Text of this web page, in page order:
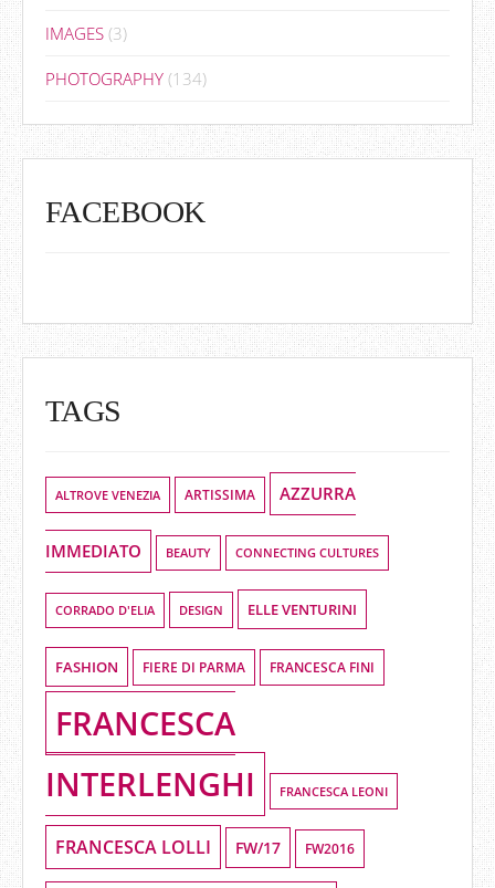
IMAGES (3)
PHOTOGRAPHY (134)
FACEBOOK
TAGS
ALTROVE VENEZIA ARTISSIMA AZZURRA
IMMEDIATO BEAUTY CONNECTING CULTURES
CORRADO D'ELIA DESIGN ELLE VENTURINI
FASHION FIERE DI PARMA FRANCESCA FINI
FRANCESCA
INTERLENGHI
FRANCESCA LEONI
FRANCESCA LOLLI FW/17 FW2016